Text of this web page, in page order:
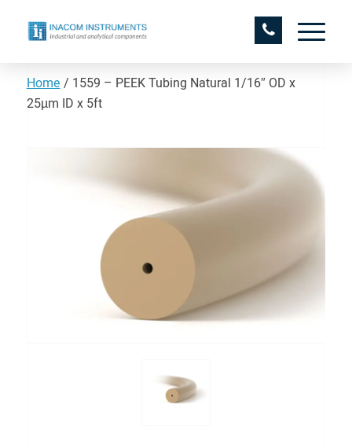
Home / 1559 – PEEK Tubing Natural 1/16″ OD x
25µm ID x 5ft